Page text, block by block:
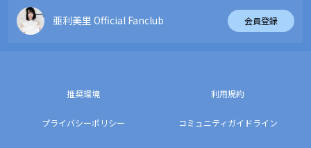
亜利美里 Official Fanclub 会員登録
推奨環境 利用規約
プライバシーポリシー コミュニティガイドライン